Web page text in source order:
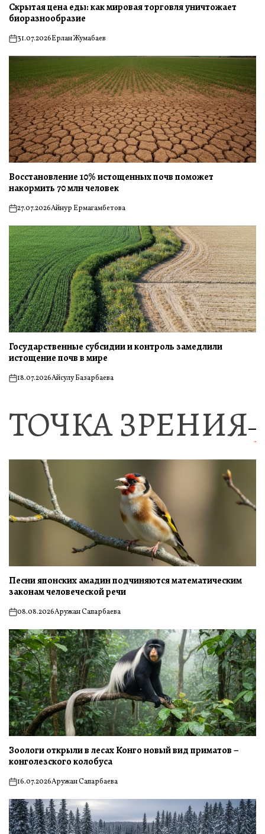
Скрытая цена еды: как мировая торговля уничтожает
биоразнообразие
on31.07.2026Ерлан Жумабаев
Восстановление 10% истощенных почв поможет
накормить 70 млн человек
on27.07.2026Айнур Ермагамбетова
Государственные субсидии и контроль замедлили
истощение почв в мире
on18.07.2026Айсулу Базарбаева
ТОЧКА ЗРЕНИЯ
Песни японских амадин подчиняются математическим
законам человеческой речи
on08.08.2026Аружан Сапарбаева
Зоологи открыли в лесах Конго новый вид приматов –
конголезского колобуса
on16.07.2026Аружан Сапарбаева